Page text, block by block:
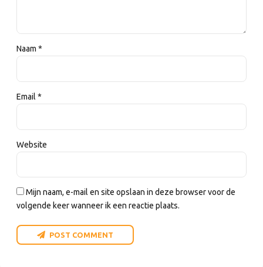
Naam *
Email *
Website
Mijn naam, e-mail en site opslaan in deze browser voor de
volgende keer wanneer ik een reactie plaats.
POST COMMENT